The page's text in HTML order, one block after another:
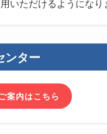
いただけるようになり
ンター
案内はこちら